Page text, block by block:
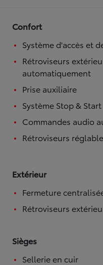
Confort
Système d'accès et
Rétroviseurs
automatiquement
Prise auxiliaire
Système Stop & Start
Commandes audio
Rétroviseurs
Extérieur
Fermeture
Rétroviseurs
Sièges
Sellerie en cuir